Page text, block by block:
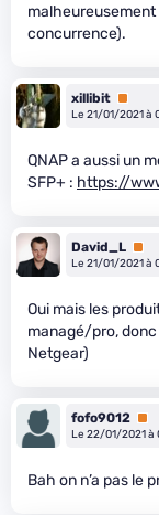
malheureusement
concurrence).
xillibit Premium
Le 21/01/2021 à
QNAP a aussi un
SFP+ : https://
David_L
Le 21/01/2021 à
Oui mais les
managé/pro,
Netgear)
fofo9012
Le 22/01/2021 à
Bah on n’a pas le